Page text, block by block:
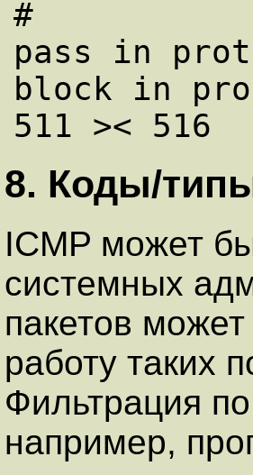
#
pass in
block in
8. Коды/
ICMP может
системных
пакетов
работу таких
Фильтрация
например,